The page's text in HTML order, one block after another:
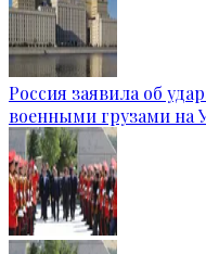
Россия заявила об
военными грузами на